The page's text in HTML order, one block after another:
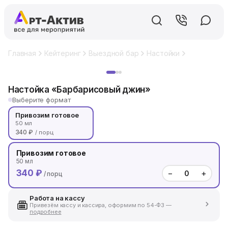
Главная Кейтеринг Выездной бар Настойки
Настойка «Барбарисовый джин»
Выберите формат
Привозим готовое
50 мл
340 ₽ / порц
Привозим готовое
50 мл
340 ₽ / порц − +
Работа на кассу
Привезём кассу и кассира, оформим по 54-ФЗ —
подробнее